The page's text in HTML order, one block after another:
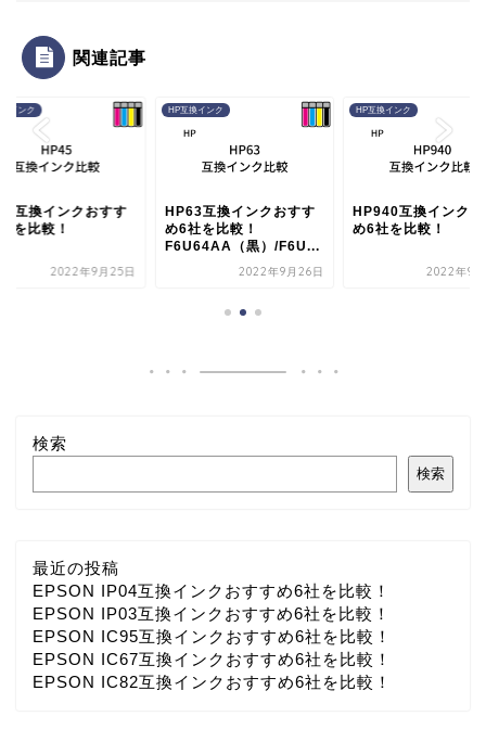
関連記事
インク
互換インクおすす
を比較！
2022年9月25日
HP互換インク
HP63互換インクおすす
め6社を比較！
F6U64AA（黒）/F6U...
2022年9月26日
HP互換インク
HP940互換インクお
め6社を比較！
2022年9
検索
検索
最近の投稿
EPSON IP04互換インクおすすめ6社を比較！
EPSON IP03互換インクおすすめ6社を比較！
EPSON IC95互換インクおすすめ6社を比較！
EPSON IC67互換インクおすすめ6社を比較！
EPSON IC82互換インクおすすめ6社を比較！